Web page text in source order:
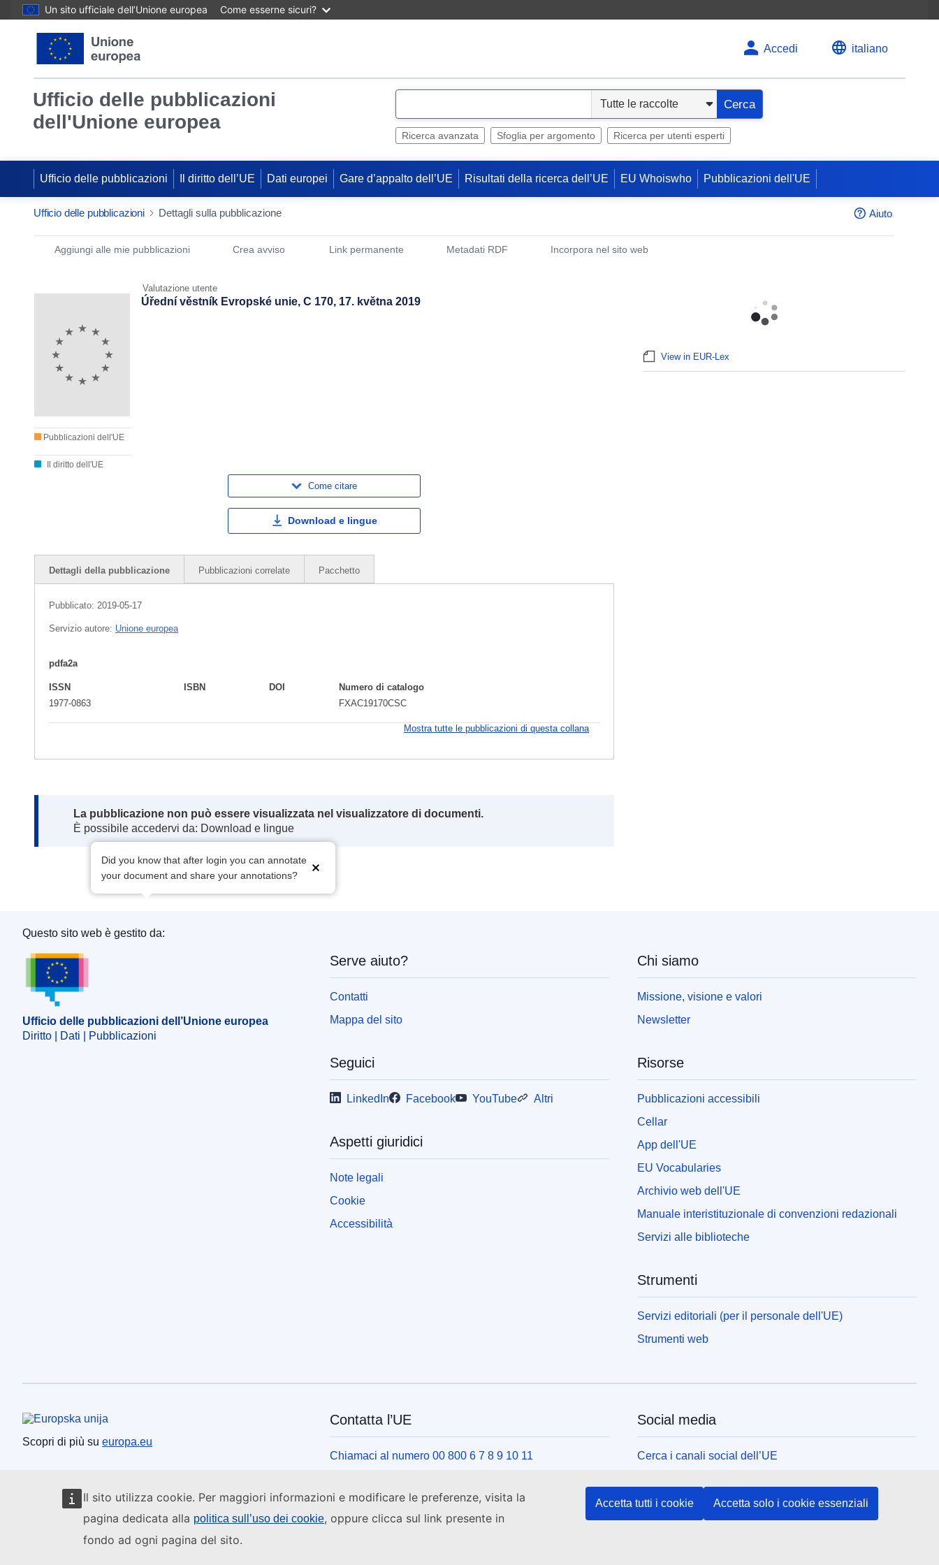
Un sito ufficiale dell’Unione europea Come esserne sicuri?
Il sito utilizza cookie. Per maggiori informazioni e modificare le preferenze, visita la
pagina dedicata alla politica sull’uso dei cookie, oppure clicca sul link presente in
fondo ad ogni pagina del sito.
Accetta tutti i cookie Accetta solo i cookie essenziali
Accedi italiano
Ufficio delle pubblicazioni
dell'Unione europea
e
Cerca
Ricerca avanzata Sfoglia per argomento Ricerca per utenti esperti
Ufficio delle pubblicazioni Il diritto dell’UE Dati europei Gare d’appalto dell’UE Risultati della ricerca dell’UE EU Whoiswho Pubblicazioni dell'UE
Ufficio delle pubblicazioni Dettagli sulla pubblicazione Aiuto
Publication Detail Actions Portlet
Aggiungi alle mie pubblicazioni Crea avviso Link permanente
Metadati RDF
Incorpora nel sito web
Valutazione utente
Pubblicazioni dell'UE
Il diritto dell'UE
Úřední věstník Evropské unie, C 170, 17. května 2019
Come citare
Download e lingue
Dettagli della pubblicazione Pubblicazioni correlate Pacchetto
Pubblicato: 2019-05-17
Servizio autore: Unione europea
pdfa2a
ISSN
1977-0863
ISBN DOI
Numero di catalogo
FXAC19170CSC
Mostra tutte le pubblicazioni di questa collana
Note:
La pubblicazione non può essere visualizzata nel visualizzatore di documenti.
È possibile accedervi da: Download e lingue
Did you know that after login you can annotate
your document and share your annotations?
View in EUR-Lex
Ufficio delle pubblicazioni dell’Unione europea
Questo sito web è gestito da:
Ufficio delle pubblicazioni dell’Unione europea
Diritto | Dati | Pubblicazioni
Serve aiuto?
Contatti
Mappa del sito
Seguici
LinkedIn Facebook YouTube Altri
Aspetti giuridici
Note legali
Cookie
Accessibilità
Chi siamo
Missione, visione e valori
Newsletter
Risorse
Pubblicazioni accessibili
Cellar
App dell'UE
EU Vocabularies
Archivio web dell'UE
Manuale interistituzionale di convenzioni redazionali
Servizi alle biblioteche
Strumenti
Servizi editoriali (per il personale dell'UE)
Strumenti web
Unione europea
Scopri di più su europa.eu
Contatta l’UE
Chiamaci al numero 00 800 6 7 8 9 10 11
Scrivici usando l’apposito modulo
Incontraci presso uno dei centri dell’UE
Social media
Cerca i canali social dell’UE
Istituzioni e organi dell’UE